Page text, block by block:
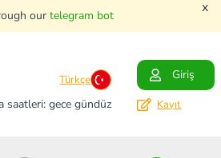
our telegram bot x
Türkçe
Giriş
saatleri: gece gündüz
Kayıt